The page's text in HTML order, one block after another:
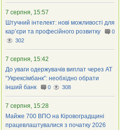
7 серпня, 15:57
Штучний інтелект: нові можливості для
кар’єри та професійного розвитку
0
302
7 серпня, 15:42
До уваги одержувачів виплат через АТ
“Укрексімбанк”: необхідно обрати
інший банк
0 308
7 серпня, 15:28
Майже 700 ВПО на Кіровоградщині
працевлаштувалися з початку 2026